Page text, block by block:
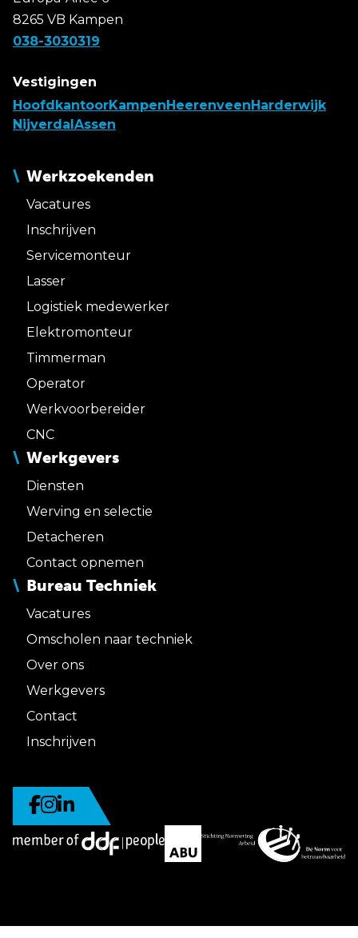
8265 VB Kampen
038-3030319
Vestigingen
HoofdkantoorKampen Heerenveen Harderwijk
Nijverdal Assen
Werkzoekenden
Vacatures
Inschrijven
Servicemonteur
Lasser
Logistiek medewerker
Elektromonteur
Timmerman
Operator
Werkvoorbereider
CNC
Werkgevers
Diensten
Werving en selectie
Detacheren
Contact opnemen
Bureau Techniek
Vacatures
Omscholen naar techniek
Over ons
Werkgevers
Contact
Inschrijven